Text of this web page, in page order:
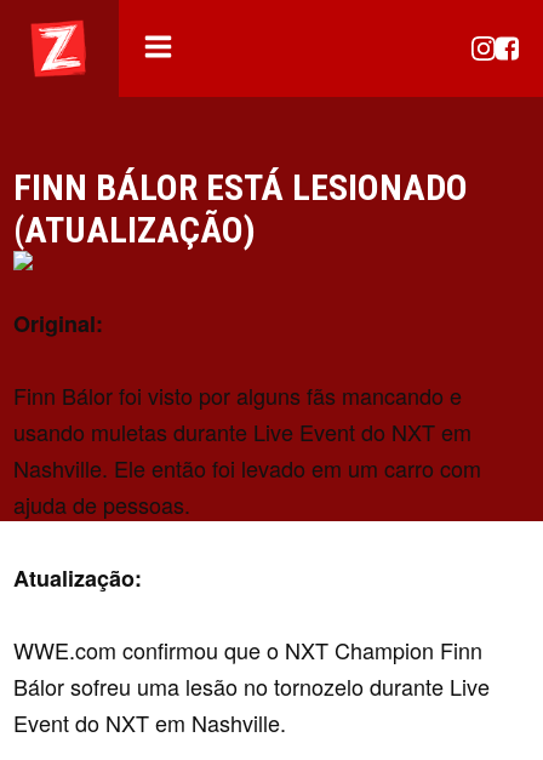
FINN BÁLOR ESTÁ LESIONADO
(ATUALIZAÇÃO)
Original:
Finn Bálor foi visto por alguns fãs mancando e
usando muletas durante Live Event do NXT em
Nashville. Ele então foi levado em um carro com
ajuda de pessoas.
Atualização:
WWE.com confirmou que o NXT Champion Finn
Bálor sofreu uma lesão no tornozelo durante Live
Event do NXT em Nashville.